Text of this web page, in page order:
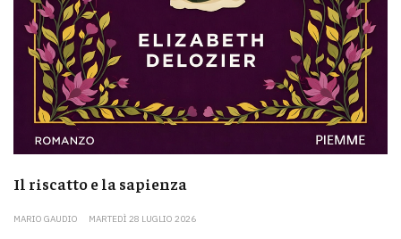
Il riscatto e la sapienza
MARIO GAUDIO MARTEDÌ 28 LUGLIO 2026